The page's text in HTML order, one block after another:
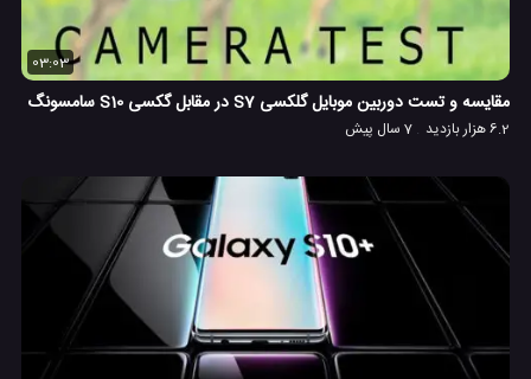
03:03
مقایسه و تست دوربین موبایل گلکسی S7 در مقابل گکسی S10 سامسونگ
6.2 هزار بازدید 7 سال پیش